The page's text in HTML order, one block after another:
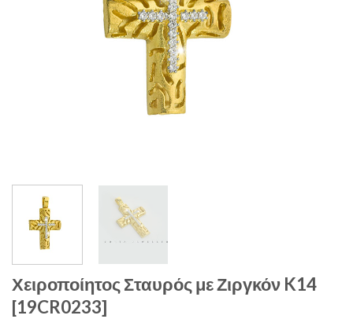
Χειροποίητος Σταυρός με Ζιργκόν K14
[19CR0233]